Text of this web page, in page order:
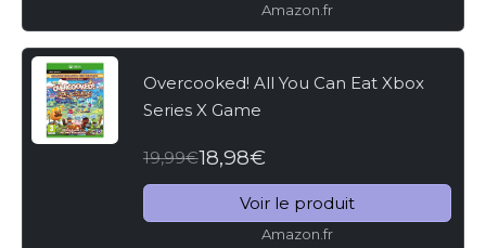
Amazon.fr
Overcooked! All You Can Eat Xbox
Series X Game
19,99€18,98€
Voir le produit
Amazon.fr